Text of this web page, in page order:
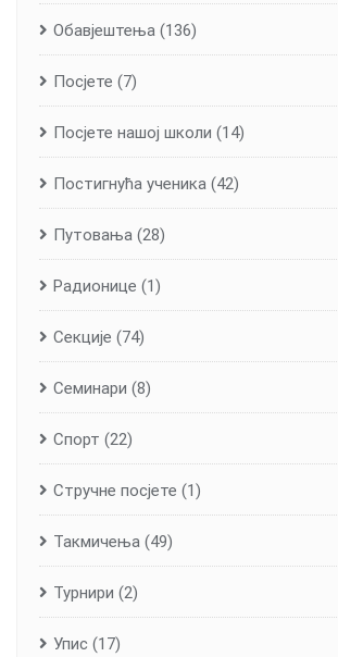
Обавјештења (136)
Посјете (7)
Посјете нашој школи (14)
Постигнућа ученика (42)
Путовања (28)
Радионице (1)
Секције (74)
Семинари (8)
Спорт (22)
Стручне посјете (1)
Такмичења (49)
Турнири (2)
Упис (17)